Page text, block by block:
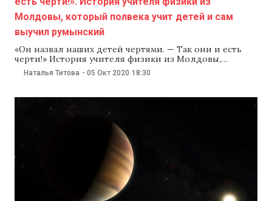
Молдовы, который полвека учит детей и сам
выучил румынский
«Он назвал наших детей чертями. — Так они и есть
черти!» История учителя физики из Молдовы,
который полвека учит детей и сам выучил румынский
Анатолий Петрович Хоменко любит говорить о
которая «везде и во всем». С помощью одного только
шарика он
Наталья Титова - 05 Окт 2020 18:30